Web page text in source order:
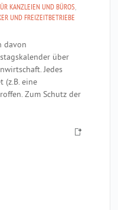
KANZLEIEN UND BÜROS,
UND FREIZEITBETRIEBE
davon
über
Jedes
(z.B. eine
Zum Schutz der